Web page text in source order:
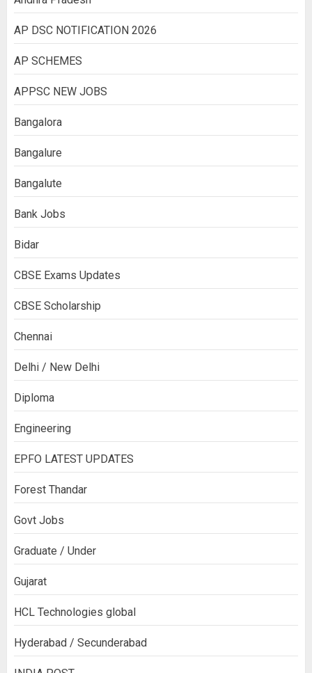
AP DSC NOTIFICATION 2026
AP SCHEMES
APPSC NEW JOBS
Bangalora
Bangalure
Bangalute
Bank Jobs
Bidar
CBSE Exams Updates
CBSE Scholarship
Chennai
Delhi / New Delhi
Diploma
Engineering
EPFO LATEST UPDATES
Forest Thandar
Govt Jobs
Graduate / Under
Gujarat
HCL Technologies global
Hyderabad / Secunderabad